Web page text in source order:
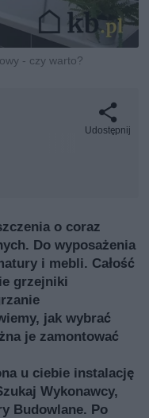
- czy warto?
Udostępnij
o coraz
Do wyposażenia
i mebli. Całość
grzejniki
jak wybrać
je zamontować
u ciebie instalację
Wykonawcy,
Budowlane. Po